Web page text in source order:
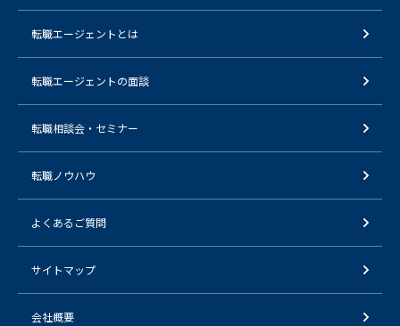
転職エージェントとは
転職エージェントの面談
転職相談会・セミナー
転職ノウハウ
よくあるご質問
サイトマップ
会社概要